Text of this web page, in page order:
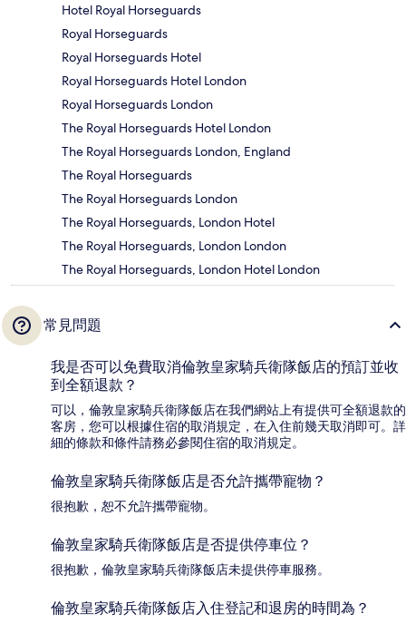
Hotel Royal Horseguards
Royal Horseguards
Royal Horseguards Hotel
Royal Horseguards Hotel London
Royal Horseguards London
The Royal Horseguards Hotel London
The Royal Horseguards London, England
The Royal Horseguards
The Royal Horseguards London
The Royal Horseguards, London Hotel
The Royal Horseguards, London London
The Royal Horseguards, London Hotel London
常見問題
我是否可以免費取消倫敦皇家騎兵衛隊飯店的預訂並收
到全額退款？
可以，倫敦皇家騎兵衛隊飯店在我們網站上有提供可全額退款的
客房，您可以根據住宿的取消規定，在入住前幾天取消即可。詳
細的條款和條件請務必參閱住宿的取消規定。
倫敦皇家騎兵衛隊飯店是否允許攜帶寵物？
很抱歉，恕不允許攜帶寵物。
倫敦皇家騎兵衛隊飯店是否提供停車位？
很抱歉，倫敦皇家騎兵衛隊飯店未提供停車服務。
倫敦皇家騎兵衛隊飯店入住登記和退房的時間為？